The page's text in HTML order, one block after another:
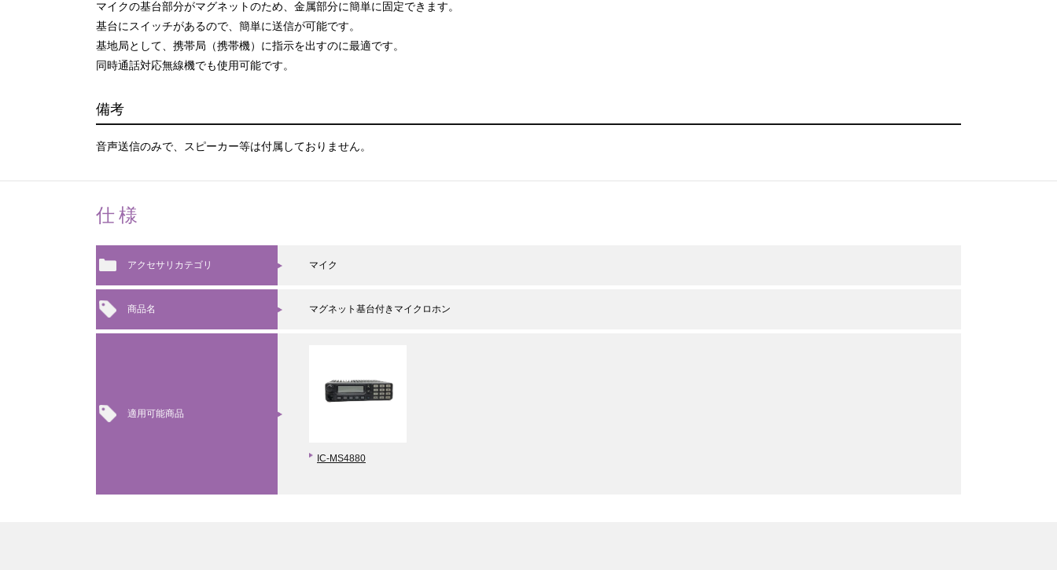
マイクの基台部分がマグネットのため、金属部分に簡単に固定できます。
基台にスイッチがあるので、簡単に送信が可能です。
基地局として、携帯局（携帯機）に指示を出すのに最適です。
同時通話対応無線機でも使用可能です。
備考
音声送信のみで、スピーカー等は付属しておりません。
仕様
アクセサリカテゴリ マイク
商品名 マグネット基台付きマイクロホン
適用可能商品
IC-MS4880